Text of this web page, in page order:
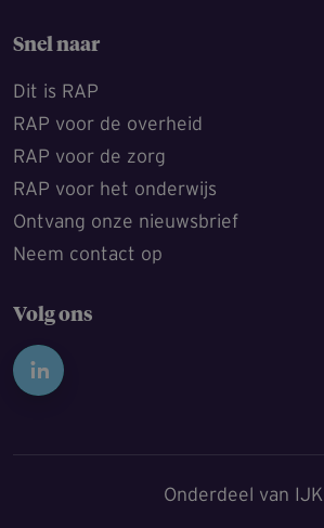
Snel naar
Dit is RAP
RAP voor de overheid
RAP voor de zorg
RAP voor het onderwijs
Ontvang onze nieuwsbrief
Neem contact op
Volg ons
Onderdeel van IJK